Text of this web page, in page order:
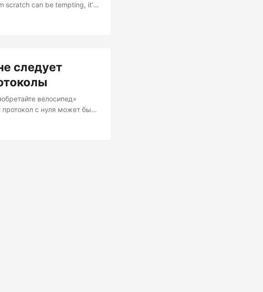
scratch can be tempting, it’s
down a rabbit hole of
следует
велосипед»
протокол с нуля может быть
опытных